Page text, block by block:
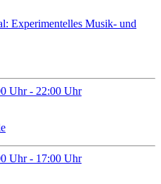
Experimentelles Musik- und
Uhr - 22:00 Uhr
Uhr - 17:00 Uhr